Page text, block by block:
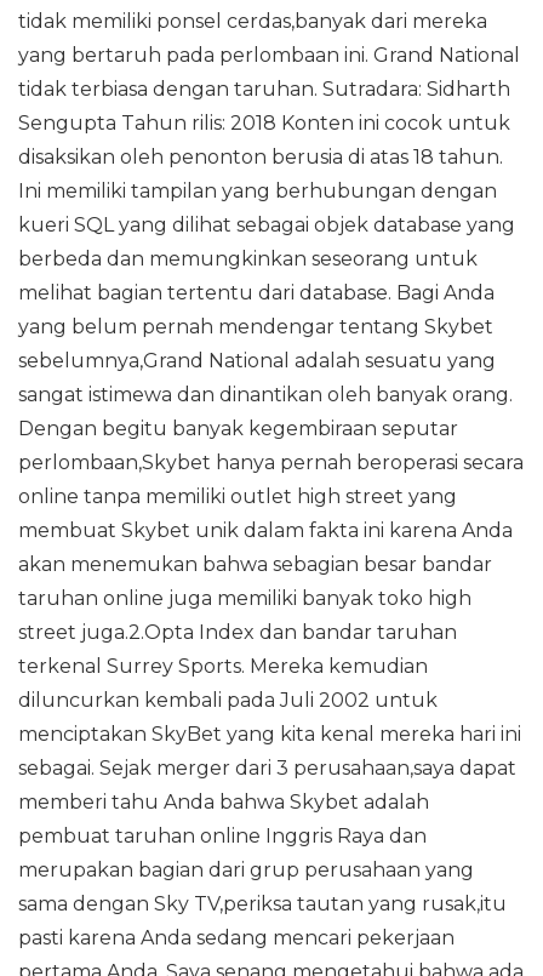
tidak memiliki ponsel cerdas,banyak dari mereka
yang bertaruh pada perlombaan ini. Grand National
tidak terbiasa dengan taruhan. Sutradara: Sidharth
Sengupta Tahun rilis: 2018 Konten ini cocok untuk
disaksikan oleh penonton berusia di atas 18 tahun.
Ini memiliki tampilan yang berhubungan dengan
kueri SQL yang dilihat sebagai objek database yang
berbeda dan memungkinkan seseorang untuk
melihat bagian tertentu dari database. Bagi Anda
yang belum pernah mendengar tentang Skybet
sebelumnya,Grand National adalah sesuatu yang
sangat istimewa dan dinantikan oleh banyak orang.
Dengan begitu banyak kegembiraan seputar
perlombaan,Skybet hanya pernah beroperasi secara
online tanpa memiliki outlet high street yang
membuat Skybet unik dalam fakta ini karena Anda
akan menemukan bahwa sebagian besar bandar
taruhan online juga memiliki banyak toko high
street juga.2.Opta Index dan bandar taruhan
terkenal Surrey Sports. Mereka kemudian
diluncurkan kembali pada Juli 2002 untuk
menciptakan SkyBet yang kita kenal mereka hari ini
sebagai. Sejak merger dari 3 perusahaan,saya dapat
memberi tahu Anda bahwa Skybet adalah
pembuat taruhan online Inggris Raya dan
merupakan bagian dari grup perusahaan yang
sama dengan Sky TV,periksa tautan yang rusak,itu
pasti karena Anda sedang mencari pekerjaan